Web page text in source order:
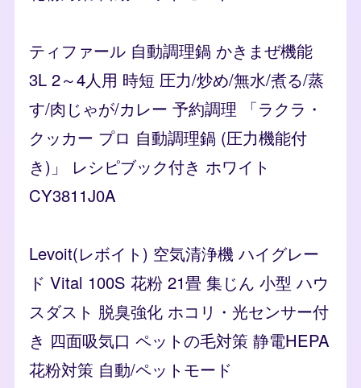
ティファール 自動調理鍋 かきまぜ機能
3L 2～4人用 時短 圧力/炒め/無水/煮る/蒸
す/肉じゃが/カレー 予約調理 「ラクラ・
クッカー プロ 自動調理鍋 (圧力機能付
き)」 レシピブック付き ホワイト
CY3811J0A
Levoit(レボイト) 空気清浄機 ハイグレー
ド Vital 100S 花粉 21畳 集じん 小型 ハウ
スダスト 脱臭強化 ホコリ・光センサー付
き 四面吸気口 ペットの毛対策 静電HEPA
花粉対策 自動/ペットモード